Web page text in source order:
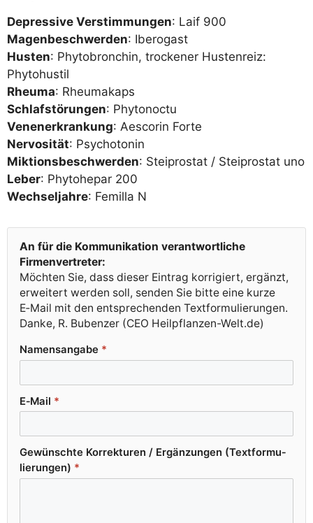
Depres­si­ve Ver­stim­mun­gen: Laif 900
Magen­be­schwer­den: Ibe­ro­gast
Hus­ten: Phy­to­bron­chin, tro­cke­ner Hus­ten­reiz:
Phytohustil
Rheu­ma: Rheu­ma­kaps
Schlaf­stö­run­gen: Phy­to­noc­tu
Venen­er­kran­kung: Aes­corin Forte
Ner­vo­si­tät: Psy­cho­to­nin
Mik­ti­ons­be­schwer­den: Stei­pro­stat /​ Stei­pro­stat uno
Leber: Phy­to­he­par 200
Wech­sel­jah­re: Femil­la N
An für die Kom­mu­ni­ka­ti­on ver­ant­wort­li­che
Firmenvertreter:
Möch­ten Sie, dass die­ser Ein­trag kor­ri­giert, ergänzt,
erwei­tert wer­den soll, sen­den Sie bit­te eine kur­ze
E‑Mail mit den ent­spre­chen­den Textformulierungen.
Dan­ke, R. Buben­zer (CEO Heilpflanzen-Welt.de)
Namens­an­ga­be *
E‑Mail *
Gewünsch­te Kor­rek­tu­ren /​ Ergän­zun­gen (Text­for­mu­
lie­run­gen) *